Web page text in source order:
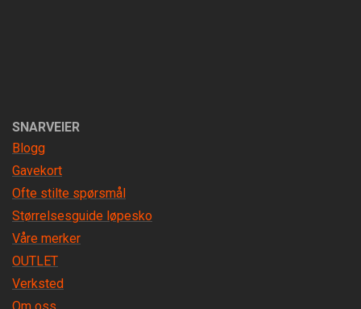
SNARVEIER
Blogg
Gavekort
Ofte stilte spørsmål
Størrelsesguide løpesko
Våre merker
OUTLET
Verksted